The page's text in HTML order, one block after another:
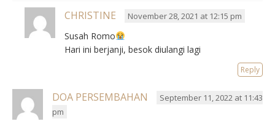
CHRISTINE November 28, 2021 at 12:15 pm
Susah Romo
Hari ini berjanji, besok diulangi lagi
Reply
DOA PERSEMBAHAN
September 11, 2022 at 11:43
pm